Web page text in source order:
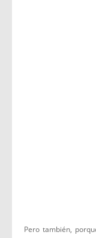
Pero también,